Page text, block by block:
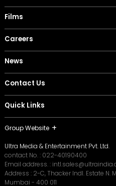
Films
Careers
News
Contact Us
Quick Links
Group Website
Ultra Media & Entertainment Pvt. Ltd.
contact No. : 022-40190400
Email address. :
Address : 2-C, Thacker Indl. Estate N.
Mumbai - 400 011